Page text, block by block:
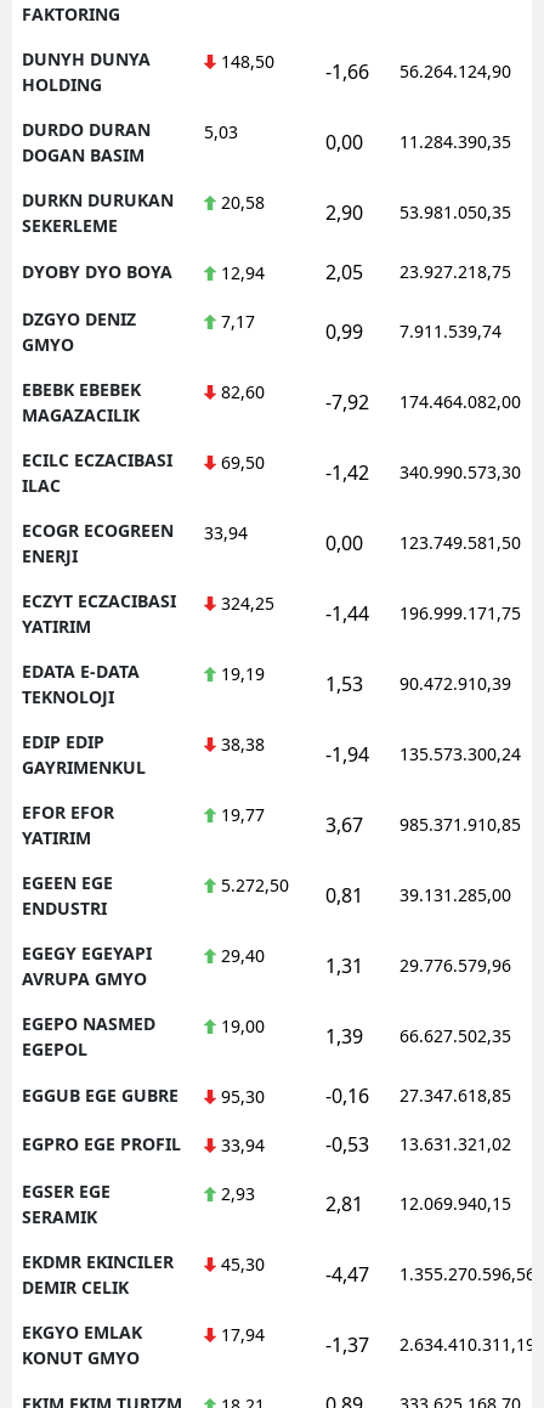
FAKTORING
DUNYH DUNYA
HOLDING
148,50 -1,66 56.264.124,90
DURDO DURAN
DOGAN BASIM
5,03 0,00 11.284.390,35
DURKN DURUKAN
SEKERLEME
20,58 2,90 53.981.050,35
DYOBY DYO BOYA 12,94 2,05 23.927.218,75
DZGYO DENIZ
GMYO
7,17 0,99 7.911.539,74
EBEBK EBEBEK
MAGAZACILIK
82,60 -7,92 174.464.082,00
ECILC ECZACIBASI
ILAC
69,50 -1,42 340.990.573,30
ECOGR ECOGREEN
ENERJI
33,94 0,00 123.749.581,50
ECZYT ECZACIBASI
YATIRIM
324,25 -1,44 196.999.171,75
EDATA E-DATA
TEKNOLOJI
19,19 1,53 90.472.910,39
EDIP EDIP
GAYRIMENKUL
38,38 -1,94 135.573.300,24
EFOR EFOR
YATIRIM
19,77 3,67 985.371.910,85
EGEEN EGE
ENDUSTRI
5.272,50 0,81 39.131.285,00
EGEGY EGEYAPI
AVRUPA GMYO
29,40 1,31 29.776.579,96
EGEPO NASMED
EGEPOL
19,00 1,39 66.627.502,35
EGGUB EGE GUBRE 95,30 -0,16 27.347.618,85
EGPRO EGE PROFIL 33,94 -0,53 13.631.321,02
EGSER EGE
SERAMIK
2,93 2,81 12.069.940,15
EKDMR EKINCILER
DEMIR CELIK
45,30 -4,47 1.355.270.596,56
EKGYO EMLAK
KONUT GMYO
17,94 -1,37 2.634.410.311,19
EKIM EKIM TURIZM 333.625.168,70